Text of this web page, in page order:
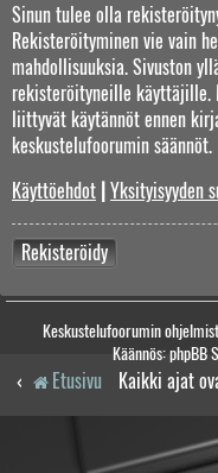
Sinun tulee olla
Rekisteröityminen vie vain
mahdollisuuksia. Sivuston
rekisteröityneille käyttäjille.
liittyvät käytännöt ennen
keskustelufoorumin säännöt.
Käyttöehdot Yksityisyyden
Rekisteröidy
Keskustelufoorumin
Käännös:
Etusivu Kaikki ajat